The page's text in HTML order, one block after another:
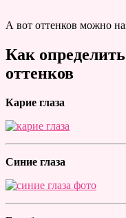
А вот оттенков можно
Как
оттенков
Карие глаза
Синие глаза